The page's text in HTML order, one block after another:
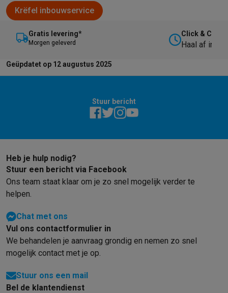
Krëfel inbouwservice
Gratis levering*
M orgen geleverd
Click &
Haal af in
Geüpdatet op 12 augustus 2025
Stuur bericht
Heb je hulp nodig?
Stuur een bericht via Facebook
Ons team staat klaar om je zo snel mogelijk verder te
helpen.
Chat met ons
Vul ons contactformulier in
We behandelen je aanvraag grondig en nemen zo snel
mogelijk contact met je op.
Stuur ons een mail
Bel de klantendienst